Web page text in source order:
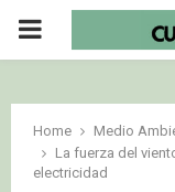
PRIMARY
Home
Medio
La fuerza del
electricidad